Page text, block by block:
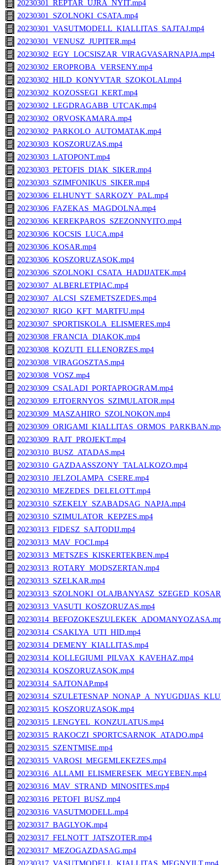
20230301_REPTAR_UJRA_NYIT.mp4
20230301_SZOLNOKI_CSATA.mp4
20230301_VASUTMODELL_KIALLITAS_SAJTAJ.mp4
20230301_VENUSZ_JUPITER.mp4
20230302_EGY_LOCSISZAR_VIRAGVASARNAPJA.mp4
20230302_EROPROBA_VERSENY.mp4
20230302_HILD_KONYVTAR_SZOKOLAI.mp4
20230302_KOZOSSEGI_KERT.mp4
20230302_LEGDRAGABB_UTCAK.mp4
20230302_ORVOSKAMARA.mp4
20230302_PARKOLO_AUTOMATAK.mp4
20230303_KOSZORUZAS.mp4
20230303_LATOPONT.mp4
20230303_PETOFIS_DIAK_SIKER.mp4
20230303_SZIMFONIKUS_SIKER.mp4
20230306_ELHUNYT_SARKOZY_PAL.mp4
20230306_FAZEKAS_MAGDOLNA.mp4
20230306_KEREKPAROS_SZEZONNYITO.mp4
20230306_KOCSIS_LUCA.mp4
20230306_KOSAR.mp4
20230306_KOSZORUZASOK.mp4
20230306_SZOLNOKI_CSATA_HADIJATEK.mp4
20230307_ALBERLETPIAC.mp4
20230307_ALCSI_SZEMETSZEDES.mp4
20230307_RIGO_KFT_MARTFU.mp4
20230307_SPORTISKOLA_ELISMERES.mp4
20230308_FRANCIA_DIAKOK.mp4
20230308_KOZUTI_ELLENORZES.mp4
20230308_VIRAGOSZTAS.mp4
20230308_VOSZ.mp4
20230309_CSALADI_PORTAPROGRAM.mp4
20230309_EJTOERNYOS_SZIMULATOR.mp4
20230309_MASZAHIRO_SZOLNOKON.mp4
20230309_RAJT_PROJEKT.mp4
20230310_BUSZ_ATADAS.mp4
20230310_GAZDAASSZONY_TALALKOZO.mp4
20230310_JELZOLAMPA_CSERE.mp4
20230310_MEZEDES_DELELOTT.mp4
20230310_SZEKELY_SZABADSAG_NAPJA.mp4
20230310_SZIMULATOR_KEPZES.mp4
20230313_FIDESZ_SAJTODIJ.mp4
20230313_MAV_FOCI.mp4
20230313_METSZES_KISKERTEKBEN.mp4
20230313_ROTARY_MODSZERTAN.mp4
20230313_SZELKAR.mp4
20230313_VASUTI_KOSZORUZAS.mp4
20230314_CSAKLYA_UTI_HID.mp4
20230314_DEMENY_KIALLITAS.mp4
20230314_KOLLEGIUMI_PILVAX_KAVEHAZ.mp4
20230314_KOSZORUZASOK.mp4
20230314_SAJTONAP.mp4
20230315_KOSZORUZASOK.mp4
20230315_LENGYEL_KONZULATUS.mp4
20230315_RAKOCZI_SPORTCSARNOK_ATADO.mp4
20230315_SZENTMISE.mp4
20230315_VAROSI_MEGEMLEKEZES.mp4
20230316_ALLAMI_ELISMERESEK_MEGYEBEN.mp4
20230316_MAV_STRAND_MINOSITES.mp4
20230316_PETOFI_BUSZ.mp4
20230316_VASUTMODELL.mp4
20230317_BAGLYOK.mp4
20230317_FELNOTT_JATSZOTER.mp4
20230317_MEZOGAZDASAG.mp4